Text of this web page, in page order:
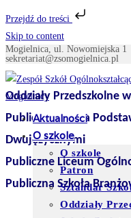
Przejdź do treści
Skip to content
Mogielnica, ul.
Oddziały Przedszkolne
Publiczna Szkoła
Dwujęzycznymi
Publiczne Liceum
Publiczna Szkoła
Aktualności
O szkole
O szkole
Patron
Sztandar
Oddziały